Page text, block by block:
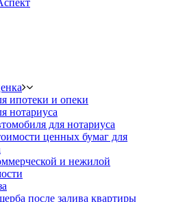
ипотеки и опеки
нотариуса
для нотариуса
ценных бумаг для
и нежилой
после залива квартиры